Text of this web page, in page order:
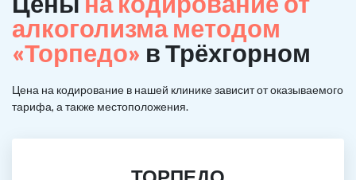
алкоголизма методом
«Торпедо» в Трёхгорном
Цена на кодирование в нашей клинике зависит от оказываемого
тарифа, а также местоположения.